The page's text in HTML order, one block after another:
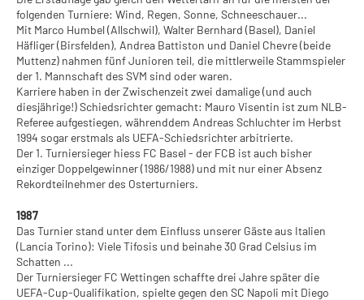
folgenden Turniere: Wind, Regen, Sonne, Schneeschauer...
Mit Marco Humbel (Allschwil), Walter Bernhard (Basel), Daniel
Häfliger (Birsfelden), Andrea Battiston und Daniel Chevre (beide
Muttenz) nahmen fünf Junioren teil, die mittlerweile Stammspieler
der 1. Mannschaft des SVM sind oder waren.
Karriere haben in der Zwischenzeit zwei damalige (und auch
diesjährige!) Schiedsrichter gemacht: Mauro Visentin ist zum NLB-
Referee aufgestiegen, währenddem Andreas Schluchter im Herbst
1994 sogar erstmals als UEFA-Schiedsrichter arbitrierte.
Der 1. Turniersieger hiess FC Basel - der FCB ist auch bisher
einziger Doppelgewinner (1986/1988) und mit nur einer Absenz
Rekordteilnehmer des Osterturniers.
1987
Das Turnier stand unter dem Einfluss unserer Gäste aus Italien
(Lancia Torino): Viele Tifosis und beinahe 30 Grad Celsius im
Schatten ...
Der Turniersieger FC Wettingen schaffte drei Jahre später die
UEFA-Cup-Qualifikation, spielte gegen den SC Napoli mit Diego